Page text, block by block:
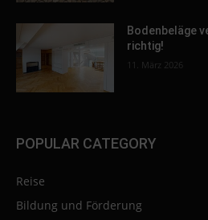
Bodenbeläge
richtig!
11. März 2026
POPULAR CATEGORY
Reise
Bildung und Förderung